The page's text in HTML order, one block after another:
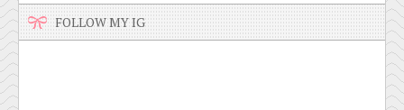
FOLLOW MY IG